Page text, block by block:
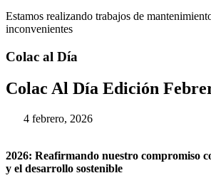
Estamos realizando trabajos de
inconvenientes
Colac al Día
Colac Al Día Edición
4 febrero, 2026
2026: Reafirmando nuestro compromiso
y el desarrollo sostenible